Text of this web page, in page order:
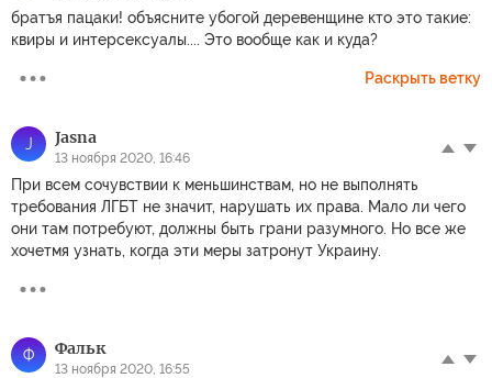
братъя пацаки! объясните убогой деревенщине кто это такие:
квиры и интерсексуалы.... Это вообще как и куда?
Раскрыть ветку
J Jasna
13 ноября 2020, 16:46
При всем сочувствии к меньшинствам, но не выполнять
требования ЛГБТ не значит, нарушать их права. Мало ли чего
они там потребуют, должны быть грани разумного. Но все же
хочетмя узнать, когда эти меры затронут Украину.
Ф Фальк
13 ноября 2020, 16:55